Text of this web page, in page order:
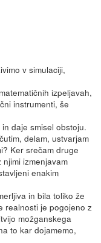
v simulaciji,
izpeljavah,
instrumenti, še
daje smisel obstoju.
delam, ustvarjam
Ker srečam druge
izmenjavam
enakim
in bila toliko že
realnosti je pogojeno z
možganskega
to kar dojamemo,